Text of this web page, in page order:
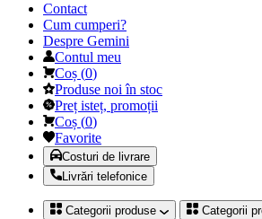
Contact
Cum cumperi?
Despre Gemini
Contul meu
Coș (0)
Produse noi în stoc
Preț isteț, promoții
Coș (0)
Favorite
Costuri de livrare
Livrări telefonice
Categorii produse Categorii